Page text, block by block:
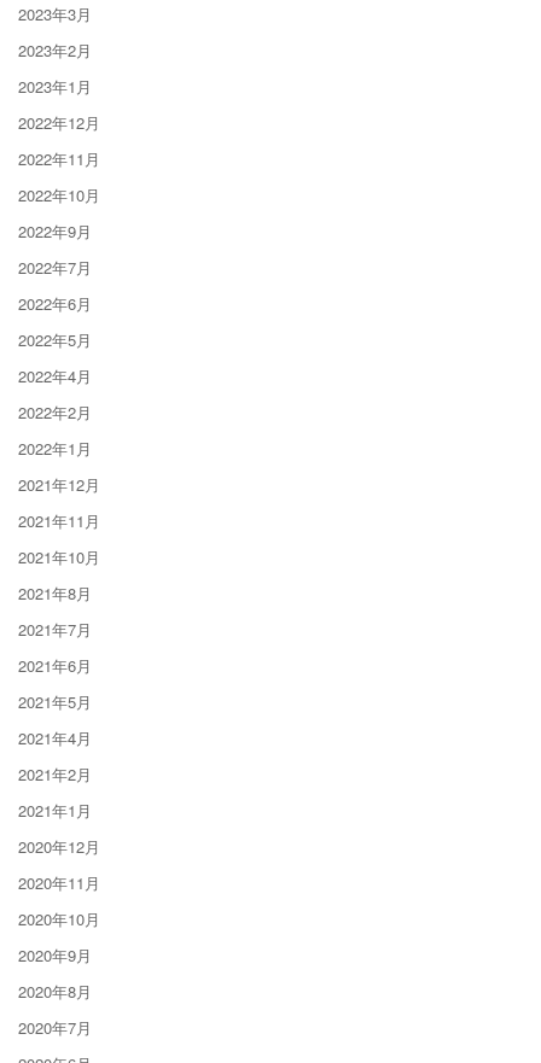
2023年3月
2023年2月
2023年1月
2022年12月
2022年11月
2022年10月
2022年9月
2022年7月
2022年6月
2022年5月
2022年4月
2022年2月
2022年1月
2021年12月
2021年11月
2021年10月
2021年8月
2021年7月
2021年6月
2021年5月
2021年4月
2021年2月
2021年1月
2020年12月
2020年11月
2020年10月
2020年9月
2020年8月
2020年7月